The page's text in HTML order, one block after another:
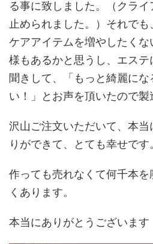
る事に致しました。（クラ
止められました。）それで
ケアアイテムを増やしたく
様もあるかと思うし、エス
聞きして、「もっと綺麗にな
い！」とお声を頂いたので製
沢山ご注文いただいて、本当
りができて、とても幸せです
作っても売れなくて何千本
くあります。
本当にありがとうございます